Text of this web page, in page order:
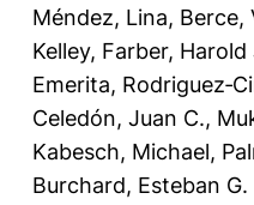
Méndez, Lina, Berce,
Kelley, Farber, Harold
Emerita,
Celedón, Juan C.,
Kabesch, Michael,
Burchard, Esteban G.